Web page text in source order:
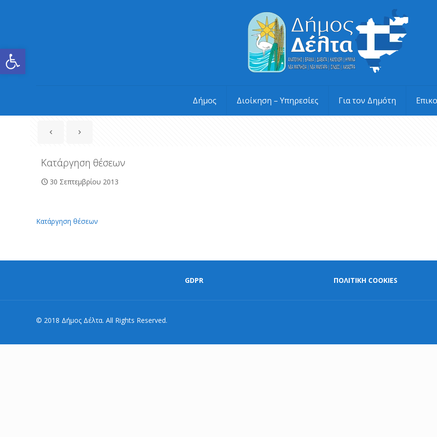
Ανοίξτε τη γραμμή εργαλείων
Δήμος Διοίκηση – Υπηρεσίες Για τον Δημότη
Κατάργηση θέσεων
30 Σεπτεμβρίου 2013
Κατάργηση θέσεων
GDPR ΠΟΛΙΤΙΚΗ COOKIES
© 2018 Δήμος Δέλτα. All Rights Reserved.